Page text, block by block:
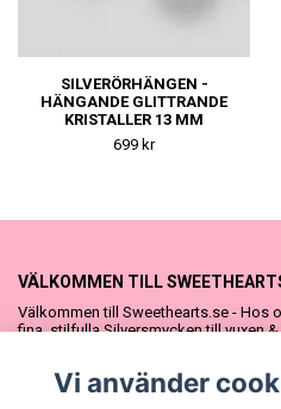
SILVERÖRHÄNGEN -
HÄNGANDE GLITTRANDE
KRISTALLER 13 MM
699 kr
VÄLKOMMEN TILL
Välkommen till Sweethearts.se - Hos
fina, stilfulla Silversmycken till vuxen
vår söta Sweethearts kolllektion med
Vi använder